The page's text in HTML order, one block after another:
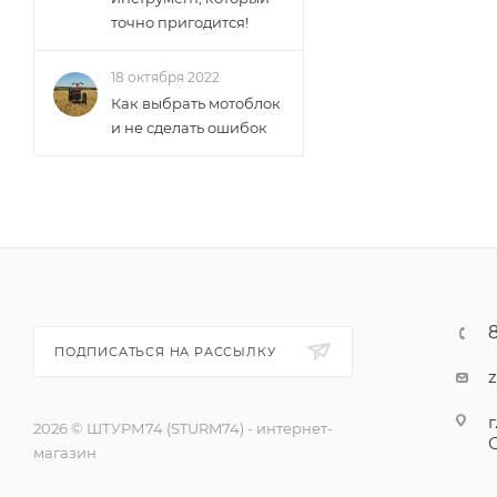
точно пригодится!
18 октября 2022
Как выбрать мотоблок
и не сделать ошибок
ПОДПИСАТЬСЯ НА РАССЫЛКУ
2026 © ШТУРМ74 (STURM74) - интернет-
магазин